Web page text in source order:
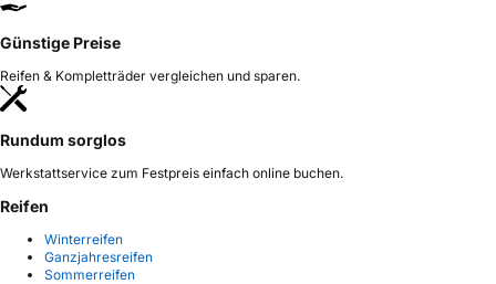
Günstige Preise
Reifen & Kompletträder vergleichen und sparen.
Rundum sorglos
Werkstattservice zum Festpreis einfach online buchen.
Reifen
Winterreifen
Ganzjahresreifen
Sommerreifen